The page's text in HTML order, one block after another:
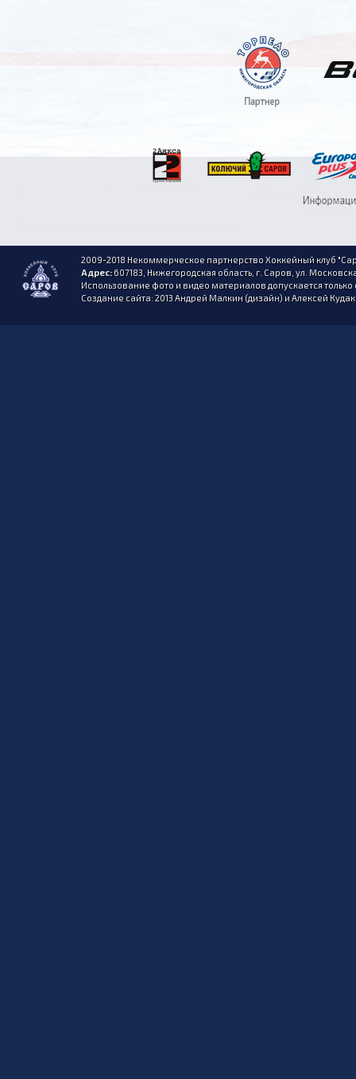
2009-2018 Некоммерческое партнерство Хоккейный клуб
Адрес:607183, Нижегородская область, г. Саров, ул.
Использование фото и видео материалов допускается
Создание сайта: 2013 Андрей Малкин (дизайн) и Алексей